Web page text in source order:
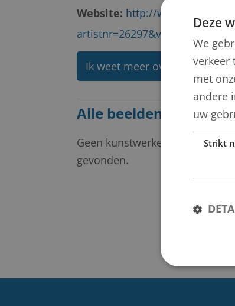
Website: http://
Ik weet meer over deze
Alle beelden van
Geen kunstwerken
gevonden.
Deze
We
verkeer
met
andere
uw
Strikt